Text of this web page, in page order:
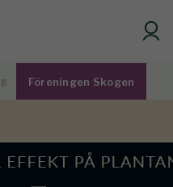
Föreningen Skogen